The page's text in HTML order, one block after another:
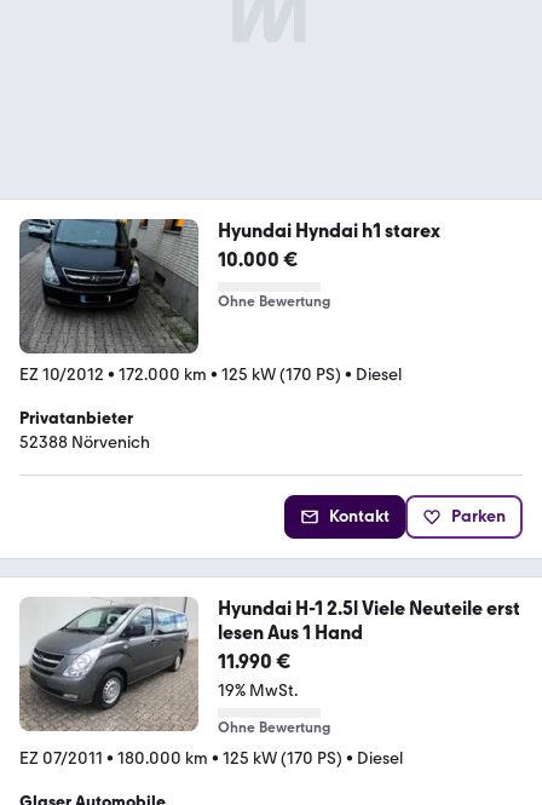
Hyundai Hyndai h1 starex
10.000 €
Ohne Bewertung
EZ 10/2012 • 172.000 km • 125 kW (170 PS) • Diesel
Privatanbieter
52388 Nörvenich
Kontakt Parken
Hyundai H-1 2.5l Viele Neuteile erst
lesen Aus 1 Hand
11.990 €
19% MwSt.
Ohne Bewertung
EZ 07/2011 • 180.000 km • 125 kW (170 PS) • Diesel